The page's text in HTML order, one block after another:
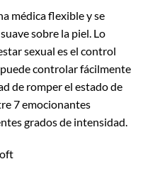
médica flexible y se
sobre la piel. Lo
sexual es el control
controlar fácilmente
de romper el estado de
7 emocionantes
grados de intensidad.